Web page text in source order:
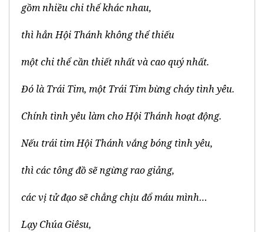
gồm nhiều chi thể khác nhau,
thì hẳn Hội Thánh không thể thiếu
một chi thể cần thiết nhất và cao quý nhất.
Đó là Trái Tim, một Trái Tim bừng cháy tình yêu.
Chính tình yêu làm cho Hội Thánh hoạt động.
Nếu trái tim Hội Thánh vắng bóng tình yêu,
thì các tông đồ sẽ ngừng rao giảng,
các vị tử đạo sẽ chẳng chịu đổ máu mình…
Lạy Chúa Giêsu,